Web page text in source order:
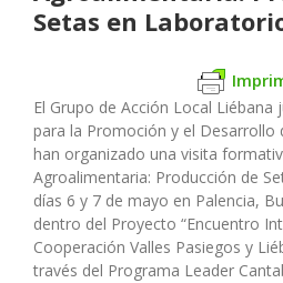
Setas en
El Grupo de Acción Local
para la Promoción y el Desarrollo
han organizado una visita
Agroalimentaria: Producción de
días 6 y 7 de mayo en Palencia,
dentro del Proyecto “Encuentro
Cooperación Valles Pasiegos y
través del Programa Leader